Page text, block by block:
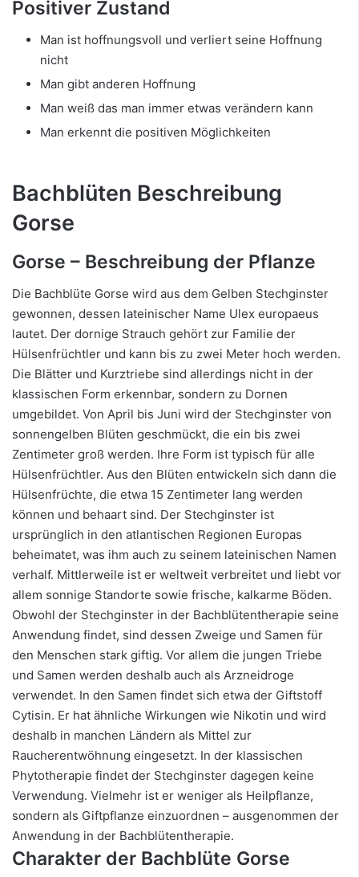
Positiver Zustand
Man ist hoffnungsvoll und verliert seine Hoffnung
nicht
Man gibt anderen Hoffnung
Man weiß das man immer etwas verändern kann
Man erkennt die positiven Möglichkeiten
Bachblüten Beschreibung
Gorse
Gorse – Beschreibung der Pflanze
Die Bachblüte Gorse wird aus dem Gelben Stechginster
gewonnen, dessen lateinischer Name Ulex europaeus
lautet. Der dornige Strauch gehört zur Familie der
Hülsenfrüchtler und kann bis zu zwei Meter hoch werden.
Die Blätter und Kurztriebe sind allerdings nicht in der
klassischen Form erkennbar, sondern zu Dornen
umgebildet. Von April bis Juni wird der Stechginster von
sonnengelben Blüten geschmückt, die ein bis zwei
Zentimeter groß werden. Ihre Form ist typisch für alle
Hülsenfrüchtler. Aus den Blüten entwickeln sich dann die
Hülsenfrüchte, die etwa 15 Zentimeter lang werden
können und behaart sind. Der Stechginster ist
ursprünglich in den atlantischen Regionen Europas
beheimatet, was ihm auch zu seinem lateinischen Namen
verhalf. Mittlerweile ist er weltweit verbreitet und liebt vor
allem sonnige Standorte sowie frische, kalkarme Böden.
Obwohl der Stechginster in der Bachblütentherapie seine
Anwendung findet, sind dessen Zweige und Samen für
den Menschen stark giftig. Vor allem die jungen Triebe
und Samen werden deshalb auch als Arzneidroge
verwendet. In den Samen findet sich etwa der Giftstoff
Cytisin. Er hat ähnliche Wirkungen wie Nikotin und wird
deshalb in manchen Ländern als Mittel zur
Raucherentwöhnung eingesetzt. In der klassischen
Phytotherapie findet der Stechginster dagegen keine
Verwendung. Vielmehr ist er weniger als Heilpflanze,
sondern als Giftpflanze einzuordnen – ausgenommen der
Anwendung in der Bachblütentherapie.
Charakter der Bachblüte Gorse